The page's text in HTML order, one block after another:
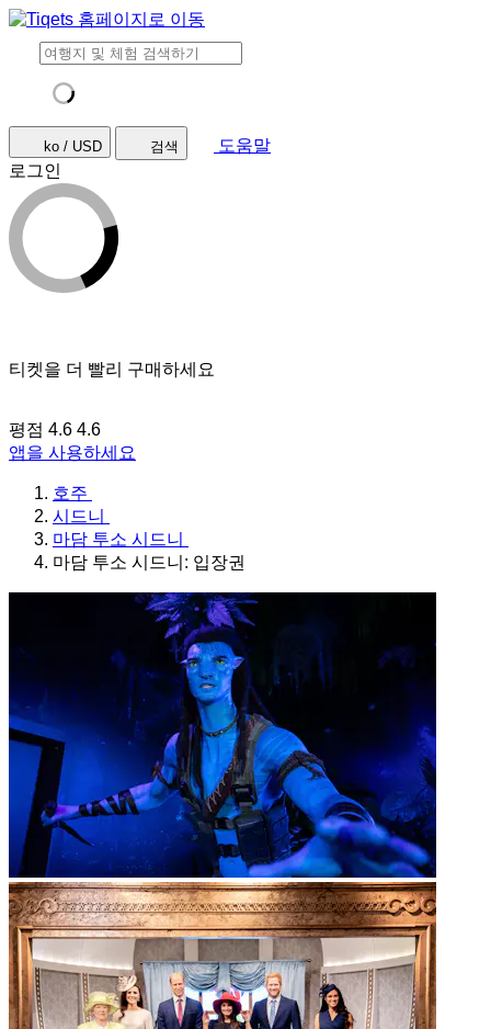
ko / USD 검색
도움말
로그인
티켓을 더 빨리 구매하세요
평점 4.6 4.6
앱을 사용하세요
호주
시드니
마담 투소 시드니
마담 투소 시드니: 입장권